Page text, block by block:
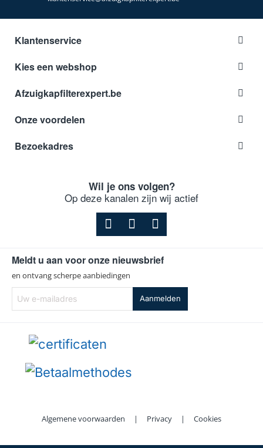
Klantenservice
Kies een webshop
Afzuigkapfilterexpert.be
Onze voordelen
Bezoekadres
Wil je ons volgen?
Op deze kanalen zijn wij actief
Meldt u aan voor onze nieuwsbrief
en ontvang scherpe aanbiedingen
e-
mailadres
Aanmelden
Algemene voorwaarden | Privacy | Cookies